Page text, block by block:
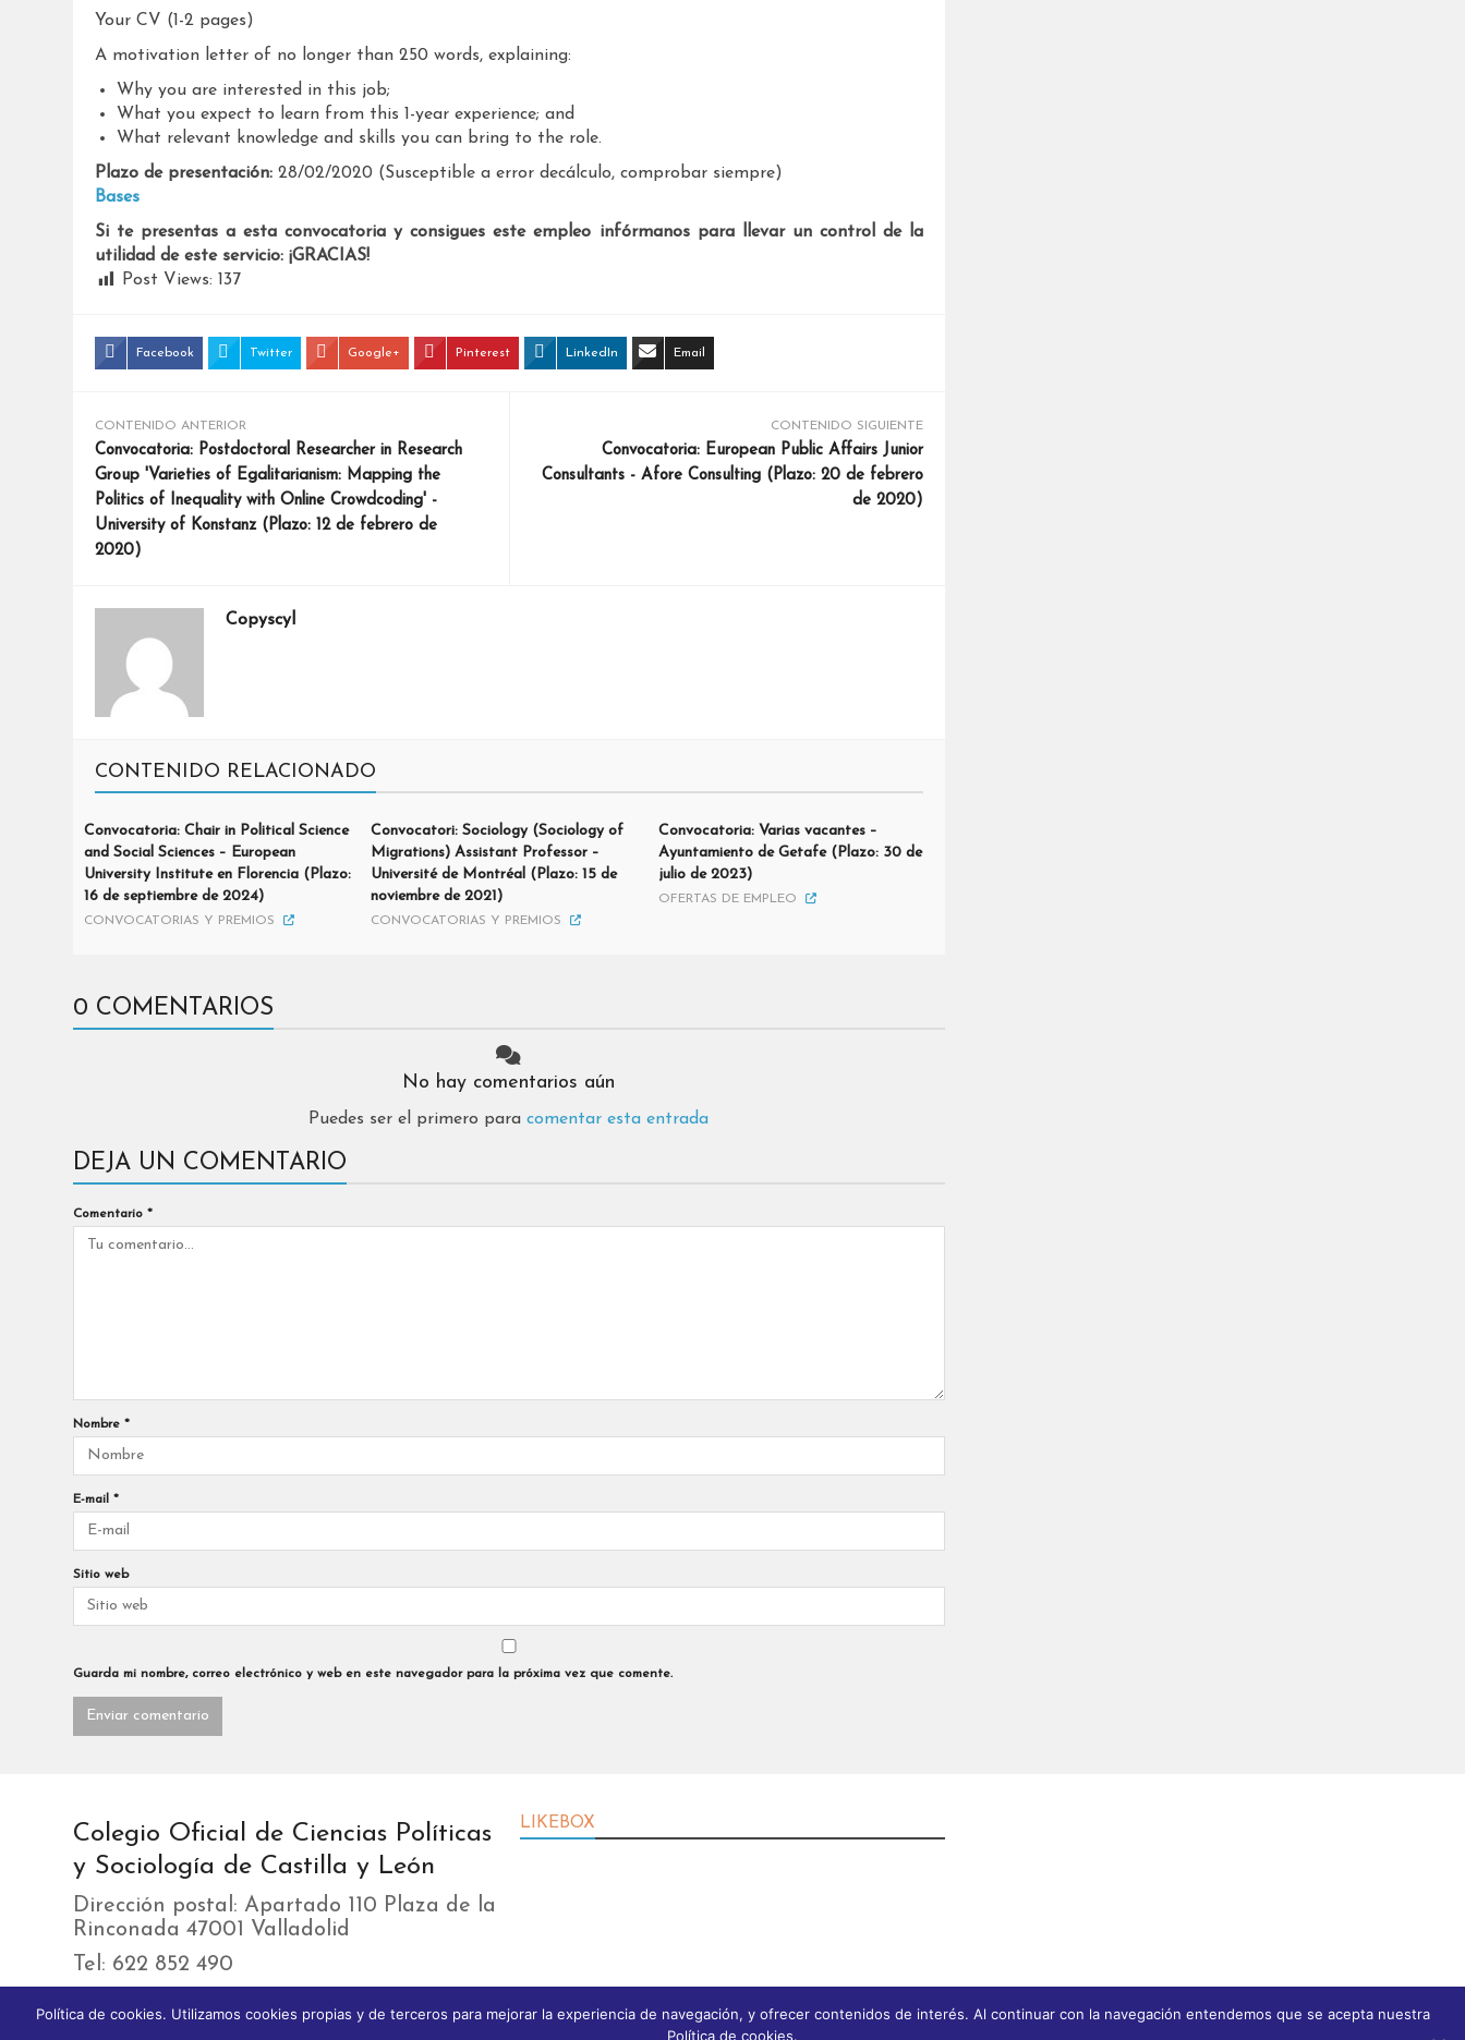
Your CV (1-2 pages)
A motivation letter of no longer than 250 words, explaining:
Why you are interested in this job;
What you expect to learn from this 1-year experience; and
What relevant knowledge and skills you can bring to the role.
Plazo de presentación: 28/02/2020 (Susceptible a error decálculo, comprobar siempre)
Bases
Si te presentas a esta convocatoria y consigues este empleo infórmanos para llevar un control de la
utilidad de este servicio: ¡GRACIAS!
Post Views: 137
Facebook Twitter Google+ Pinterest LinkedIn Email
CONTENIDO ANTERIOR
Convocatoria: Postdoctoral Researcher in Research
Group 'Varieties of Egalitarianism: Mapping the
Politics of Inequality with Online Crowdcoding' -
University of Konstanz (Plazo: 12 de febrero de
2020)
CONTENIDO SIGUIENTE
Convocatoria: European Public Affairs Junior
Consultants - Afore Consulting (Plazo: 20 de febrero
de 2020)
Copyscyl
CONTENIDO RELACIONADO
Convocatoria: Chair in Political Science
and Social Sciences – European
University Institute en Florencia (Plazo:
16 de septiembre de 2024)
CONVOCATORIAS Y PREMIOS
Convocatori: Sociology (Sociology of
Migrations) Assistant Professor –
Université de Montréal (Plazo: 15 de
noviembre de 2021)
CONVOCATORIAS Y PREMIOS
Convocatoria: Varias vacantes –
Ayuntamiento de Getafe (Plazo: 30 de
julio de 2023)
OFERTAS DE EMPLEO
0 COMENTARIOS
No hay comentarios aún
Puedes ser el primero paracomentar esta entrada
DEJA UN COMENTARIO
Comentario *
Nombre *
E-mail *
Sitio web
Guarda mi nombre, correo electrónico y web en este navegador para la próxima vez que comente.
Colegio Oficial de Ciencias Políticas
y Sociología de Castilla y León
Dirección postal: Apartado 110 Plaza de la
Rinconada 47001 Valladolid
Tel: 622 852 490
LIKEBOX
Política de cookies. Utilizamos cookies propias y de terceros para mejorar la experiencia de navegación, y ofrecer contenidos de interés. Al continuar con la navegación entendemos que se acepta nuestra
Política de cookies.